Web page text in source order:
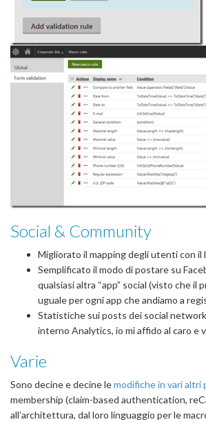
Social & Community
Migliorato il mapping degli utenti con il
Semplificato il modo di postare su
qualsiasi altra “app” social (visto che il
uguale per ogni app che andiamo a
Statistiche sui posts dei social network
interno Analytics, io mi affido al caro e
Varie
Sono decine e decine lemodifiche in vari altri
membership (claim-based authentication,
all’architettura, dal loro linguaggio per le